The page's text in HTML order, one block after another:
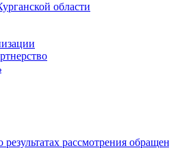
области
рассмотрения